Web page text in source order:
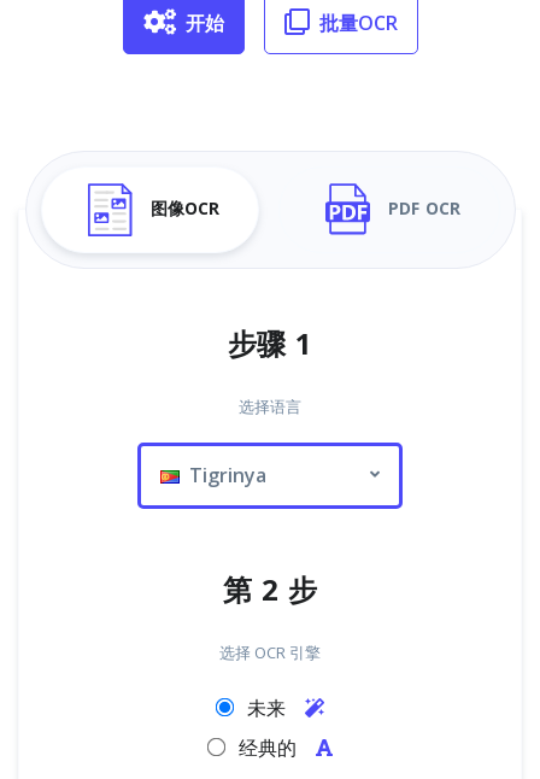
开始 批量OCR
图像OCR PDF OCR
步骤 1
选择语言
Tigrinya
第 2 步
选择 OCR 引擎
未来
经典的